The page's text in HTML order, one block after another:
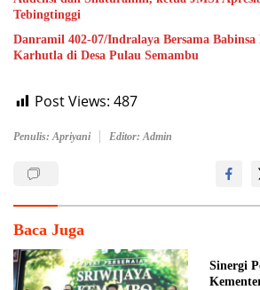
Tebingtinggi
Danramil 402-07/Indralaya Bersama
Karhutla di Desa Pulau Semambu
Post Views: 487
Penulis: Apriyani Editor: Admin
Baca Juga
Sinergi